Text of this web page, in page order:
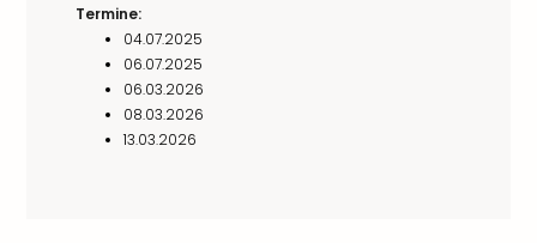
Termine:
04.07.2025
06.07.2025
06.03.2026
08.03.2026
13.03.2026